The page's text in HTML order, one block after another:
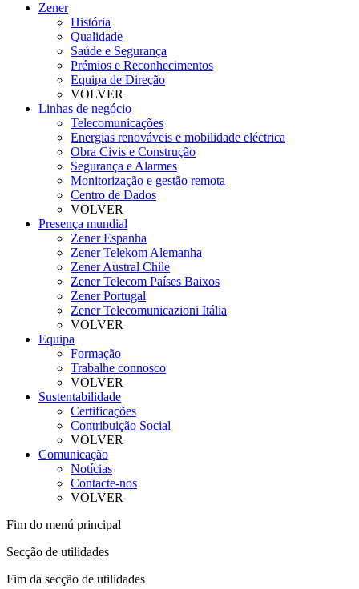
Zener
História
Qualidade
Saúde e Segurança
Prémios e Reconhecimentos
Equipa de Direção
VOLVER
Linhas de negócio
Telecomunicações
Energias renováveis e mobilidade eléctrica
Obra Civis e Construção
Segurança e Alarmes
Monitorização e gestão remota
Centro de Dados
VOLVER
Presença mundial
Zener Espanha
Zener Telekom Alemanha
Zener Austral Chile
Zener Telecom Países Baixos
Zener Portugal
Zener Telecomunicazioni Itália
VOLVER
Equipa
Formação
Trabalhe connosco
VOLVER
Sustentabilidade
Certificações
Contribuição Social
VOLVER
Comunicação
Notícias
Contacte-nos
VOLVER
Fim do menú principal
Secção de utilidades
Fim da secção de utilidades